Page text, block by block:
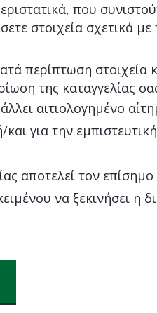
που
στοιχεία σχετικά με
περίπτωση στοιχεία
της καταγγελίας
αιτιολογημένο
για την
αποτελεί τον επίσημο
να ξεκινήσει η